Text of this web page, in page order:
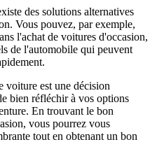
des solutions alternatives
Vous pouvez, par exemple,
l'achat de voitures d'occasion,
de l'automobile qui peuvent
voiture est une décision
bien réfléchir à vos options
En trouvant le bon
vous pourrez vous
tout en obtenant un bon